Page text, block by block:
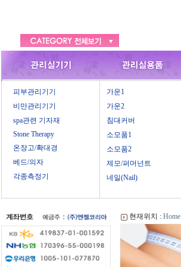
피부관리기기
비만관리기기
spa관련 기자재
Stone Therapy
온장고/확대경
베드/의자
각종측정기
가운1
가운2
침대커버
소모품1
소모품2
제모/퍼머넌트
네일(Nail)
현재위치 : Home